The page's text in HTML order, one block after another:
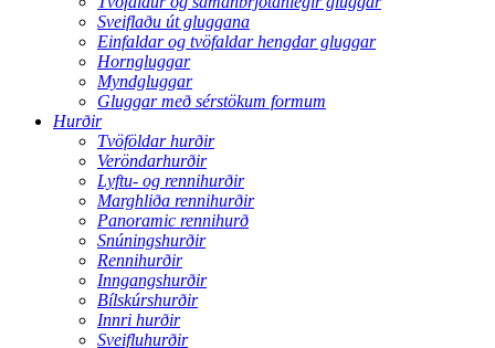
Sveiflaðu út gluggana
Einfaldar og tvöfaldar hengdar gluggar
Horngluggar
Myndgluggar
Gluggar með sérstökum formum
Hurðir
Tvöföldar hurðir
Veröndarhurðir
Lyftu- og rennihurðir
Marghliða rennihurðir
Panoramic rennihurð
Snúningshurðir
Rennihurðir
Inngangshurðir
Bílskúrshurðir
Innri hurðir
Sveifluhurðir